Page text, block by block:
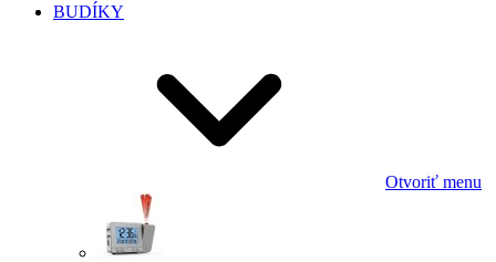
BUDÍKY
Otvoriť menu